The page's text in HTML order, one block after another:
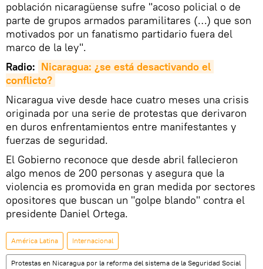
población nicaragüense sufre "acoso policial o de
parte de grupos armados paramilitares (…) que son
motivados por un fanatismo partidario fuera del
marco de la ley".
Radio: Nicaragua: ¿se está desactivando el
conflicto?
Nicaragua vive desde hace cuatro meses una crisis
originada por una serie de protestas que derivaron
en duros enfrentamientos entre manifestantes y
fuerzas de seguridad.
El Gobierno reconoce que desde abril fallecieron
algo menos de 200 personas y asegura que la
violencia es promovida en gran medida por sectores
opositores que buscan un "golpe blando" contra el
presidente Daniel Ortega.
América Latina Internacional
Protestas en Nicaragua por la reforma del sistema de la Seguridad Social